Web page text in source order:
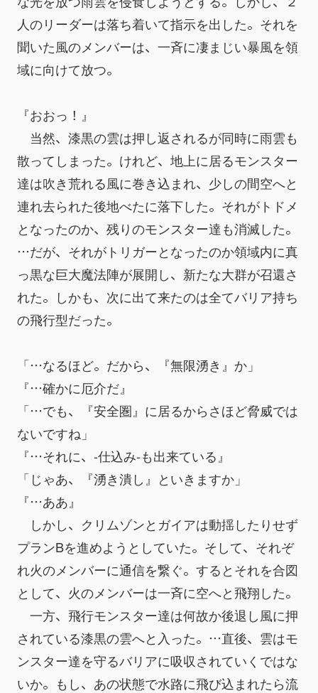
人のリーダーは落ち着いて指示を出した。それを
聞いた風のメンバーは、一斉に凄まじい暴風を領
域に向けて放つ。
『おおっ！』
当然、漆黒の雲は押し返されるが同時に雨雲も
散ってしまった。けれど、地上に居るモンスター
達は吹き荒れる風に巻き込まれ、少しの間空へと
連れ去られた後地べたに落下した。それがトドメ
となったのか、残りのモンスター達も消滅した。
…だが、それがトリガーとなったのか領域内に真
っ黒な巨大魔法陣が展開し、新たな大群が召還さ
れた。しかも、次に出て来たのは全てバリア持ち
の飛行型だった。
「…なるほど。だから、『無限湧き』か」
『…確かに厄介だ』
「…でも、『安全圏』に居るからさほど脅威では
ないですね」
『…それに、-仕込み-も出来ている』
「じゃあ、『湧き潰し』といきますか」
『…ああ』
しかし、クリムゾンとガイアは動揺したりせず
プランBを進めようとしていた。そして、それぞ
れ火のメンバーに通信を繋ぐ。するとそれを合図
として、火のメンバーは一斉に空へと飛翔した。
一方、飛行モンスター達は何故か後退し風に押
されている漆黒の雲へと入った。…直後、雲はモ
ンスター達を守るバリアに吸収されていくではな
いか。もし、あの状態で水路に飛び込まれたら流